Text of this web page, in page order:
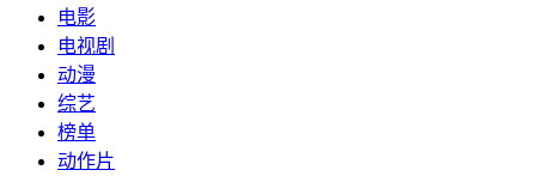
电影
电视剧
动漫
综艺
榜单
动作片